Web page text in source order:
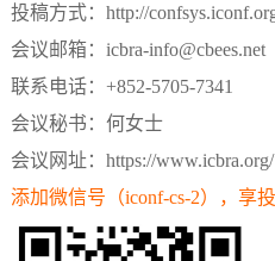
投稿方式： http://
会议邮箱：icbra-info@cbees.net
联系电话：+852-5705-7341
会议秘书：何女士
会议网址： https://www.icbra.org/
添加微信号 （iconf-cs-2） ，享